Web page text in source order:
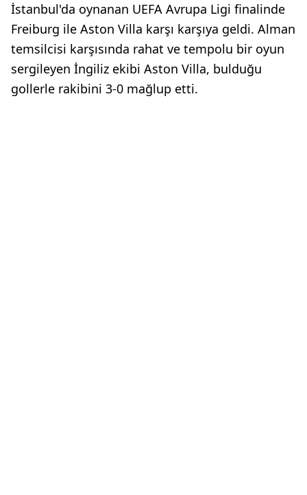
İstanbul'da oynanan UEFA Avrupa Ligi finalinde
Freiburg ile Aston Villa karşı karşıya geldi. Alman
temsilcisi karşısında rahat ve tempolu bir oyun
sergileyen İngiliz ekibi Aston Villa, bulduğu
gollerle rakibini 3-0 mağlup etti.